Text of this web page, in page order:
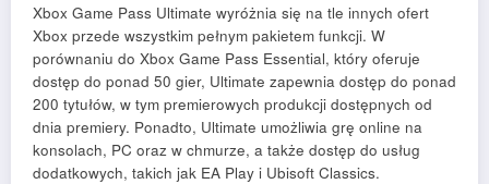
Xbox Game Pass Ultimate wyróżnia się na tle innych ofert
Xbox przede wszystkim pełnym pakietem funkcji. W
porównaniu do Xbox Game Pass Essential, który oferuje
dostęp do ponad 50 gier, Ultimate zapewnia dostęp do ponad
200 tytułów, w tym premierowych produkcji dostępnych od
dnia premiery. Ponadto, Ultimate umożliwia grę online na
konsolach, PC oraz w chmurze, a także dostęp do usług
dodatkowych, takich jak EA Play i Ubisoft Classics.